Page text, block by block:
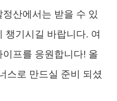
산에서는 받을 수 있
챙기시길 바랍니다. 여
프를 응원합니다! 올
스로 만드실 준비 되셨